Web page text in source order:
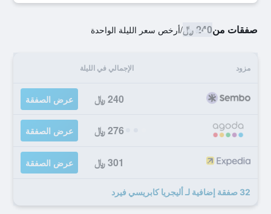
صفقات من240 ﷼ /أرخص سعر الليلة الواحدة
مزود الإجمالي في الليلة
240 ﷼ عرض الصفقة
276 ﷼ عرض الصفقة
301 ﷼ عرض الصفقة
32 صفقة إضافية لـ أليجريا كابريسي فيرد